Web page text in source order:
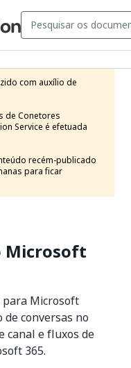
com auxílio de
de Conetores
Service é efetuada
recém-publicado
para ficar
Microsoft
para Microsoft
conversas no
canal e fluxos de
365.